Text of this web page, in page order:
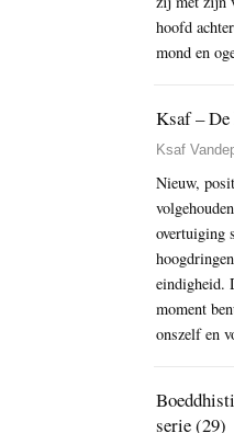
hoofd
mond en
Ksaf – De
Ksaf
Nieuw,
overtuiging
eindigheid.
moment
onszelf en
serie (29)